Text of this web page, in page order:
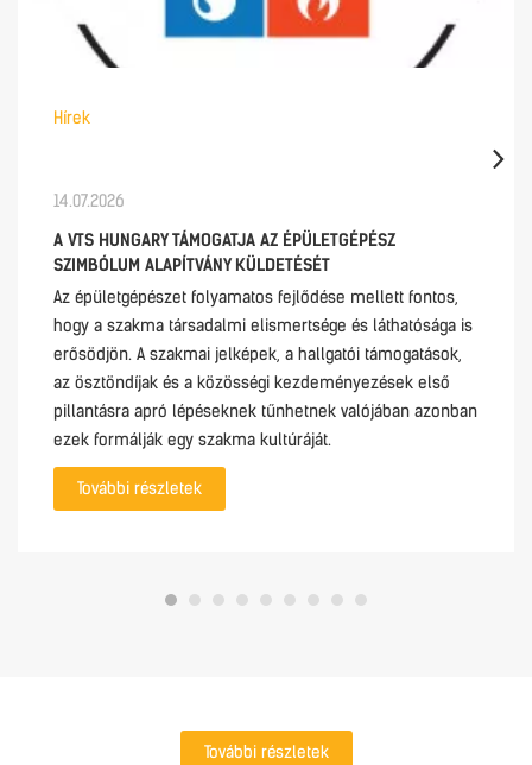
Hírek
14.07.2026
A VTS HUNGARY TÁMOGATJA AZ ÉPÜLETGÉPÉSZ
SZIMBÓLUM ALAPÍTVÁNY KÜLDETÉSÉT
Az épületgépészet folyamatos fejlődése mellett fontos,
hogy a szakma társadalmi elismertsége és láthatósága is
erősödjön. A szakmai jelképek, a hallgatói támogatások,
az ösztöndíjak és a közösségi kezdeményezések első
pillantásra apró lépéseknek tűnhetnek valójában azonban
ezek formálják egy szakma kultúráját.
További részletek
További részletek